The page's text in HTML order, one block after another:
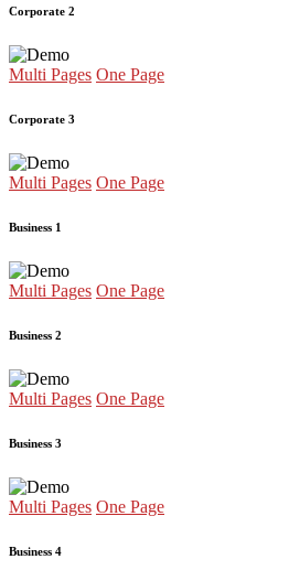
Corporate 2
Multi Pages One Page
Corporate 3
Multi Pages One Page
Business 1
Multi Pages One Page
Business 2
Multi Pages One Page
Business 3
Multi Pages One Page
Business 4